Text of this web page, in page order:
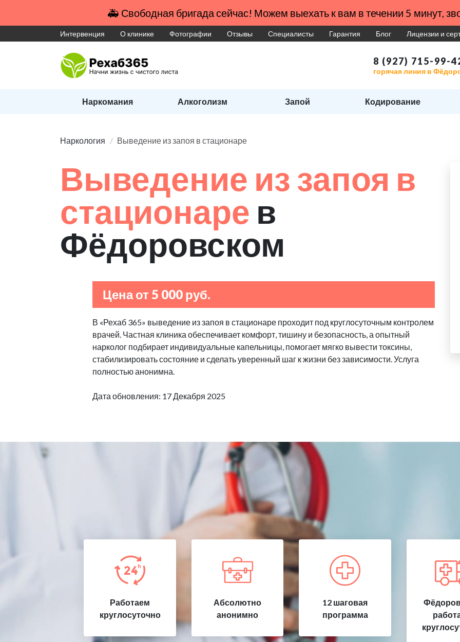
🚑 Свободная бригада сейчас! Можем выехать к вам в течении 5 минут,
Интервенция О клинике Фотографии Отзывы Специалисты Гарантия Блог Лицензии и
8 (927) 715-99-
горячая линия в
Наркомания Алкоголизм Запой Кодирование
Наркология Выведение из запоя в стационаре
Выведение из запоя в
стационаре в
Фёдоровском
Цена от 5 000 руб.
В «Рехаб 365» выведение из запоя в стационаре проходит под круглосуточным контролем
врачей. Частная клиника обеспечивает комфорт, тишину и безопасность, а опытный
нарколог подбирает индивидуальные капельницы, помогает мягко вывести токсины,
стабилизировать состояние и сделать уверенный шаг к жизни без зависимости. Услуга
полностью анонимна.
Дата обновления: 17 Декабря 2025
Работаем
круглосуточно
Абсолютно
анонимно
12 шаговая
программа